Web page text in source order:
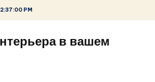
PM
в вашем